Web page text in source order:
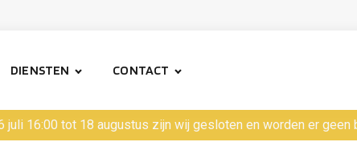
DIENSTEN CONTACT
juli 16:00 tot 18 augustus zijn wij gesloten en worden er